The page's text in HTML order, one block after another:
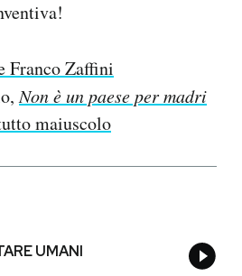
Franco Zaffini
Non è un paese per madri
maiuscolo
UMANI